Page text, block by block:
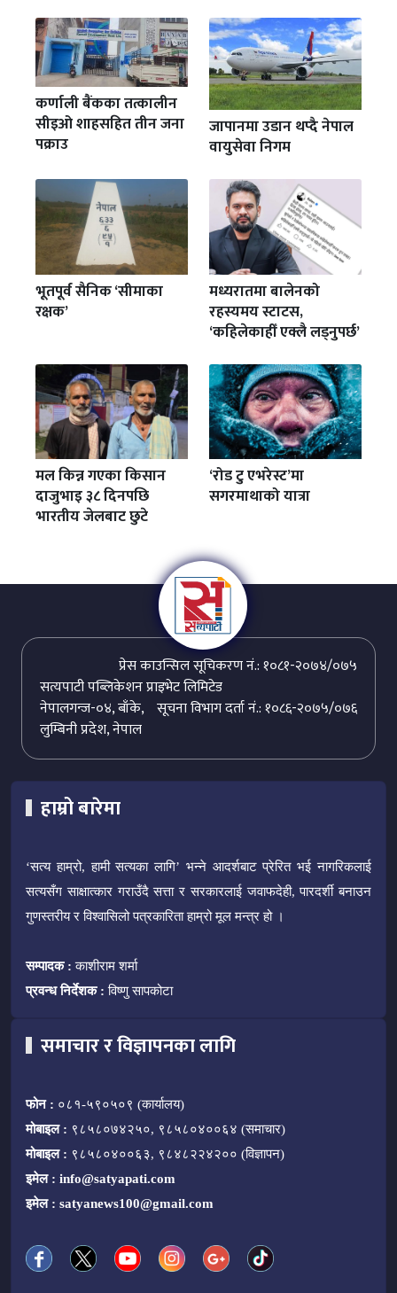
कर्णाली बैंकका तत्कालीन
सीइओ शाहसहित तीन जना
पक्राउ
जापानमा उडान थप्दै नेपाल
वायुसेवा निगम
भूतपूर्व सैनिक ‘सीमाका
रक्षक’
मध्यरातमा बालेनको
रहस्यमय स्टाटस,
‘कहिलेकाहीँ एक्लै लड्नुपर्छ’
मल किन्न गएका किसान
दाजुभाइ ३८ दिनपछि
भारतीय जेलबाट छुटे
‘रोड टु एभरेस्ट’मा
सगरमाथाको यात्रा
प्रेस काउन्सिल सूचिकरण नं.: १०८१-२०७४/०७५
सत्यपाटी पब्लिकेशन प्राइभेट लिमिटेड
सूचना विभाग दर्ता नं.: १०८६-२०७५/०७६
नेपालगन्ज-०४, बाँके,
लुम्बिनी प्रदेश, नेपाल
हाम्रो बारेमा
‘सत्य हाम्रो, हामी सत्यका लागि’ भन्ने आदर्शबाट प्रेरित भई नागरिकलाई
सत्यसँग साक्षात्कार गराउँदै सत्ता र सरकारलाई जवाफदेही, पारदर्शी बनाउन
गुणस्तरीय र विश्वासिलो पत्रकारिता हाम्रो मूल मन्त्र हो ।
सम्पादक : काशीराम शर्मा
प्रवन्ध निर्देशक : विष्णु सापकोटा
समाचार र विज्ञापनका लागि
फोन : ०८१-५९०५०९ (कार्यालय)
मोबाइल : ९८५८०७४२५०, ९८५८०४००६४ (समाचार)
मोबाइल : ९८५८०४००६३, ९८४८२२४२०० (विज्ञापन)
इमेल : info@satyapati.com
इमेल : satyanews100@gmail.com